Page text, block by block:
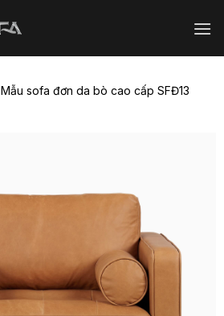
Mẫu sofa đơn da bò cao cấp SFĐ13